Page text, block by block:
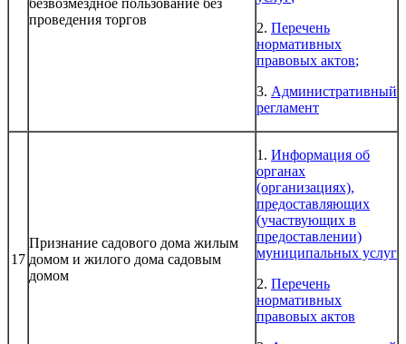
проведения торгов
2. Перечень
нормативных
правовых актов;
3. Административный
регламент
17
Признание садового дома жилым
домом и жилого дома садовым
домом
1. Информация об
органах
(организациях),
предоставляющих
(участвующих в
предоставлении)
муниципальных услуг
2. Перечень
нормативных
правовых актов